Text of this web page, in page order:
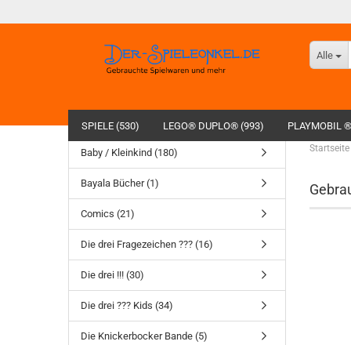
Alle
SPIELE (530) LEGO® DUPLO® (993) PLAYMOBIL
Startseite
Baby / Kleinkind (180)
Bayala Bücher (1)
Comics (21)
Die drei Fragezeichen ??? (16)
Die drei !!! (30)
Die drei ??? Kids (34)
Die Knickerbocker Bande (5)